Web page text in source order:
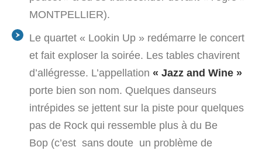
MONTPELLIER).
Le quartet « Lookin Up » redémarre le concert
et fait exploser la soirée. Les tables chavirent
d’allégresse. L’appellation « Jazz and Wine »
porte bien son nom. Quelques danseurs
intrépides se jettent sur la piste pour quelques
pas de Rock qui ressemble plus à du Be
Bop (c’est sans doute un problème de